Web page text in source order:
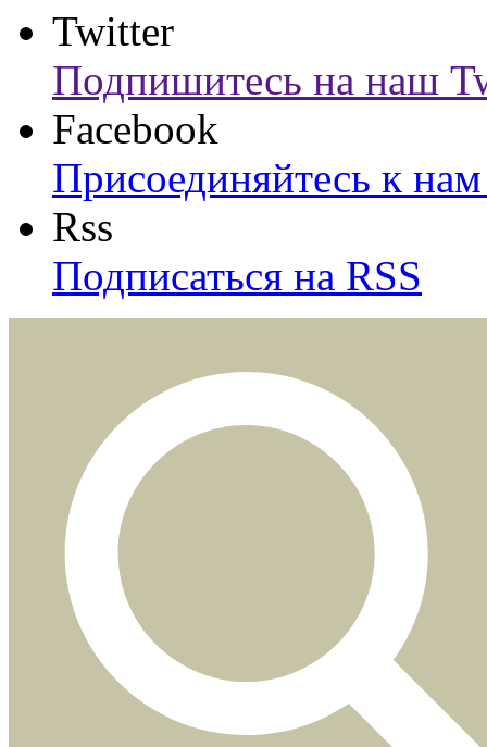
Twitter
Подпишитесь на наш
Facebook
Присоединяйтесь к
Rss
Подписаться на RSS